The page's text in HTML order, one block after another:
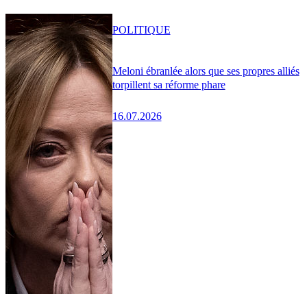
Meloni ébranlée alors que ses propres alliés
torpillent sa réforme phare
16.07.2026
POLITIQUE